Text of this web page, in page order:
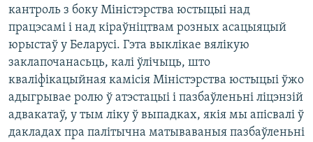
кантроль з боку Міністэрства юстыцыі над
працэсамі і над кіраўніцтвам розных асацыяцый
юрыстаў у Беларусі. Гэта выклікае вялікую
заклапочанасьць, калі ўлічыць, што
кваліфікацыйная камісія Міністэрства юстыцыі ўжо
адыгрывае ролю ў атэстацыі і пазбаўленьні ліцэнзій
адвакатаў, у тым ліку ў выпадках, якія мы апісвалі ў
дакладах пра палітычна матываваныя пазбаўленьні